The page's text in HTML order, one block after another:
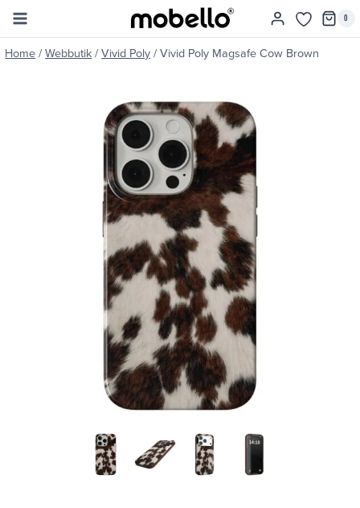
Skip
content
0
Home / Webbutik / Vivid Poly / Vivid Poly Magsafe Cow Brown